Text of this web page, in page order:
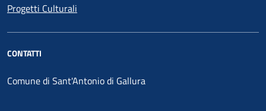
Progetti Culturali
CONTATTI
Comune di Sant'Antonio di Gallura